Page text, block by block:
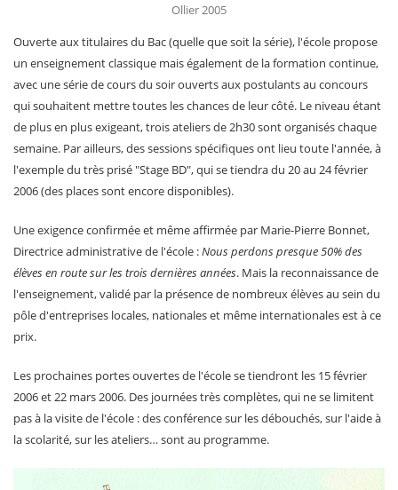
Ollier 2005
Ouverte aux titulaires du Bac (quelle que soit la série), l'école propose
un enseignement classique mais également de la formation continue,
avec une série de cours du soir ouverts aux postulants au concours
qui souhaitent mettre toutes les chances de leur côté. Le niveau étant
de plus en plus exigeant, trois ateliers de 2h30 sont organisés chaque
semaine. Par ailleurs, des sessions spécifiques ont lieu toute l'année, à
l'exemple du très prisé "Stage BD", qui se tiendra du 20 au 24 février
2006 (des places sont encore disponibles).
Une exigence confirmée et même affirmée par Marie-Pierre Bonnet,
Directrice administrative de l'école :Nous perdons presque 50% des
élèves en route sur les trois dernières années. Mais la reconnaissance de
l'enseignement, validé par la présence de nombreux élèves au sein du
pôle d'entreprises locales, nationales et même internationales est à ce
prix.
Les prochaines portes ouvertes de l'école se tiendront les 15 février
2006 et 22 mars 2006. Des journées très complètes, qui ne se limitent
pas à la visite de l'école : des conférence sur les débouchés, sur l'aide à
la scolarité, sur les ateliers… sont au programme.